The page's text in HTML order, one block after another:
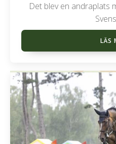
Det blev en andraplats
LÄS